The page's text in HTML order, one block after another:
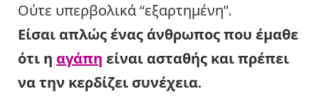
Ούτε υπερβολικά “εξαρτημένη”.
Είσαι απλώς ένας άνθρωπος που έμαθε
ότι η αγάπη είναι ασταθής και πρέπει
να την κερδίζει συνέχεια.